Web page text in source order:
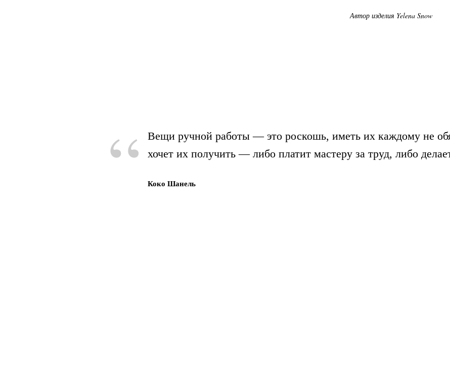
Автор изделия Yelena Snow
“
Вещи ручной работы — это роскошь, иметь их каждому не
хочет их получить — либо платит мастеру за труд, либо
Коко Шанель